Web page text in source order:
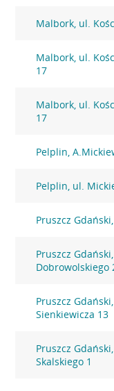
Malbork, ul.
Malbork, ul.
17
Malbork, ul.
17
Pelplin,
Pelplin, ul.
Pruszcz
Pruszcz Gdański,
Dobrowolskiego
Pruszcz Gdański,
Sienkiewicza 13
Pruszcz Gdański,
Skalskiego 1